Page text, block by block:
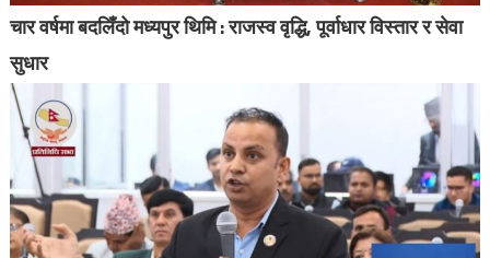
चार वर्षमा बदलिँदो मध्यपुर थिमि : राजस्व वृद्धि, पूर्वाधार विस्तार र सेवा
सुधार